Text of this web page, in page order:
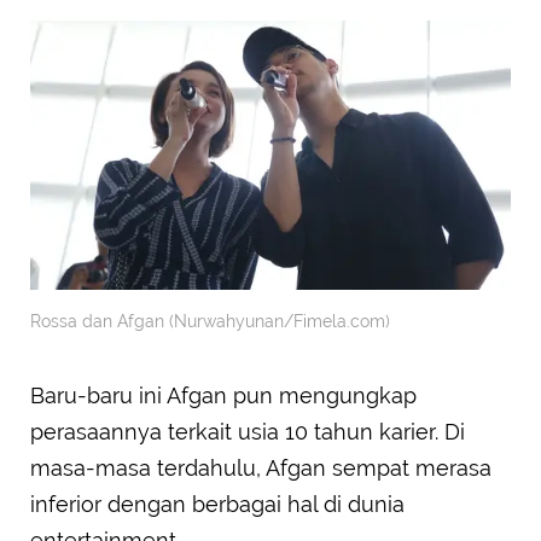
Rossa dan Afgan (Nurwahyunan/Fimela.com)
Baru-baru ini Afgan pun mengungkap
perasaannya terkait usia 10 tahun karier. Di
masa-masa terdahulu, Afgan sempat merasa
inferior dengan berbagai hal di dunia